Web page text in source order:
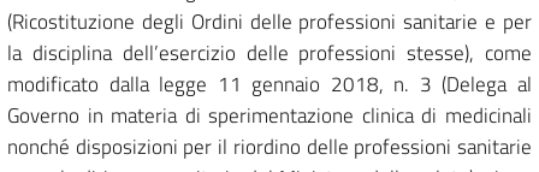
(Ricostituzione degli Ordini delle professioni sanitarie e per
la disciplina dell’esercizio delle professioni stesse), come
modificato dalla legge 11 gennaio 2018, n. 3 (Delega al
Governo in materia di sperimentazione clinica di medicinali
nonché disposizioni per il riordino delle professioni sanitarie